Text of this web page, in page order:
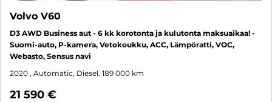
Volvo V60
D3 AWD Business aut - 6 kk korotonta ja kulutonta maksuaikaa! -
Suomi-auto, P-kamera, Vetokoukku, ACC, Lämpöratti, VOC,
Webasto, Sensus navi
2020 , Automatic, Diesel, 189 000 km
21 590 €